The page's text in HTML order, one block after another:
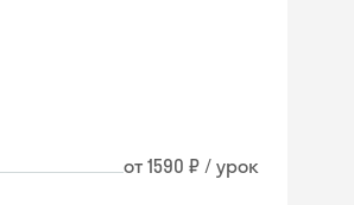
от 1590 ₽ / урок